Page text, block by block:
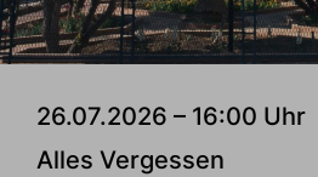
26.07.2026 – 16:00 Uhr
Alles Vergessen